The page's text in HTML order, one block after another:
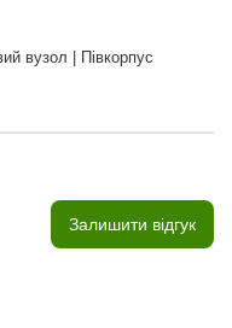
вузол | Півкорпус
Залишити відгук